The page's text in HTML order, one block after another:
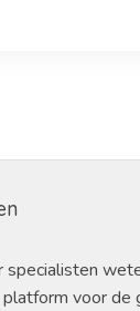
specialisten
voor de